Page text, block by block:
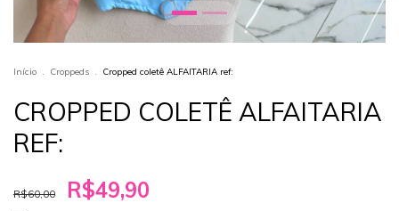
Início . Croppeds . Cropped coletê ALFAITARIA ref:
CROPPED COLETÊ ALFAITARIA
REF:
R$60,00 R$49,90